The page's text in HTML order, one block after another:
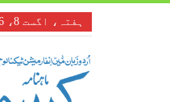
ہفتہ، اگست 8، 2026